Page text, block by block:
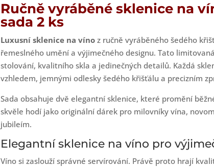
Ručně vyráběné sklenice na
sada 2 ks
Luxusní sklenice na vínoz ručně vyráběného šedého
řemeslného umění a výjimečného designu. Tato
stolování, kvalitního skla a jedinečných detailů. Každá
vzhledem, jemnými odlesky šedého křišťálu a precizním
Sada obsahuje dvě elegantní sklenice, které promění
skvěle hodí jako originální dárek pro milovníky vína,
jubileím.
Elegantní sklenice na víno pro
Víno si zaslouží správné servírování. Právě proto hrají